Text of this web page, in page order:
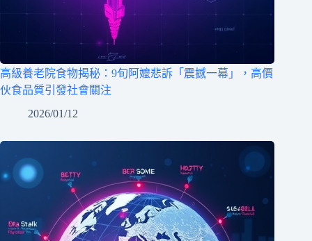
高級養老院食物揭秘：9旬阿嬤悲訴「震撼一幕」，高價
伙食品質引發社會關注
2026/01/12